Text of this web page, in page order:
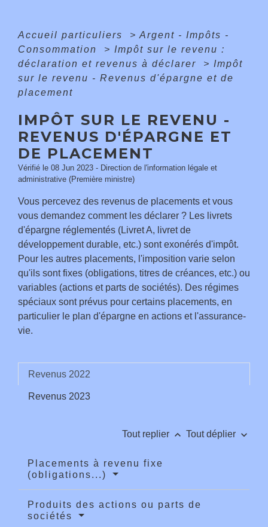
Accueil particuliers > Argent - Impôts -
Consommation
> Impôt sur le revenu :
déclaration et revenus à déclarer
> Impôt
sur le revenu - Revenus d'épargne et de
placement
IMPÔT SUR LE REVENU -
REVENUS D'ÉPARGNE ET
DE PLACEMENT
Vérifié le 08 Jun 2023 - Direction de l'information légale et
administrative (Première ministre)
Vous percevez des revenus de placements et vous
vous demandez comment les déclarer ? Les livrets
d'épargne réglementés (Livret A, livret de
développement durable, etc.) sont exonérés d'impôt.
Pour les autres placements, l'imposition varie selon
qu'ils sont fixes (obligations, titres de créances, etc.) ou
variables (actions et parts de sociétés). Des régimes
spéciaux sont prévus pour certains placements, en
particulier le plan d'épargne en actions et l'assurance-
vie.
Revenus 2022
Revenus 2023
Tout replier keyboard_arrow_up Tout déplier keyboard_arrow_down
Placements à revenu fixe
(obligations...)
Produits des actions ou parts de
sociétés